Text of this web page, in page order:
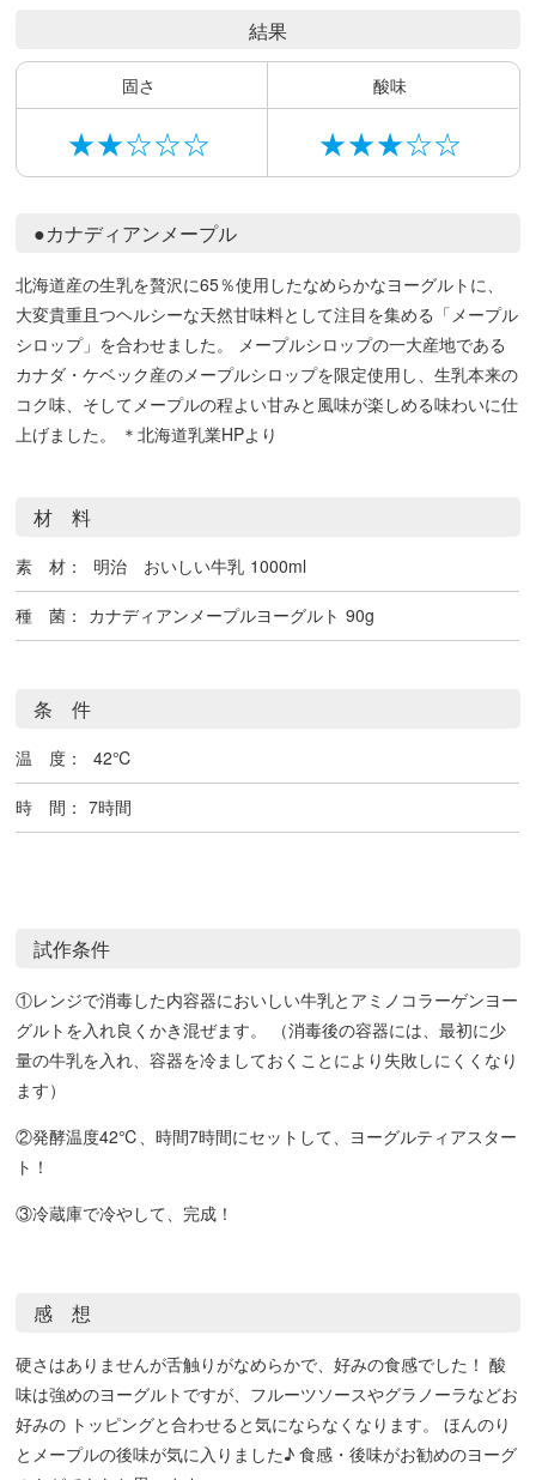
結果
固さ 酸味
★★☆☆☆ ★★★☆☆
●カナディアンメープル
北海道産の生乳を贅沢に65％使用したなめらかなヨーグルトに、
大変貴重且つヘルシーな天然甘味料として注目を集める「メープル
シロップ」を合わせました。 メープルシロップの一大産地である
カナダ・ケベック産のメープルシロップを限定使用し、生乳本来の
コク味、そしてメープルの程よい甘みと風味が楽しめる味わいに仕
上げました。 ＊北海道乳業HPより
材 料
素 材： 明治 おいしい牛乳 1000ml
種 菌： カナディアンメープルヨーグルト 90g
条 件
温 度： 42℃
時 間： 7時間
試作条件
①レンジで消毒した内容器においしい牛乳とアミノコラーゲンヨー
グルトを入れ良くかき混ぜます。 （消毒後の容器には、最初に少
量の牛乳を入れ、容器を冷ましておくことにより失敗しにくくなり
ます）
②発酵温度42℃、時間7時間にセットして、ヨーグルティアスター
ト！
③冷蔵庫で冷やして、完成！
感 想
硬さはありませんが舌触りがなめらかで、好みの食感でした！ 酸
味は強めのヨーグルトですが、フルーツソースやグラノーラなどお
好みの トッピングと合わせると気にならなくなります。 ほんのり
とメープルの後味が気に入りました♪ 食感・後味がお勧めのヨーグ